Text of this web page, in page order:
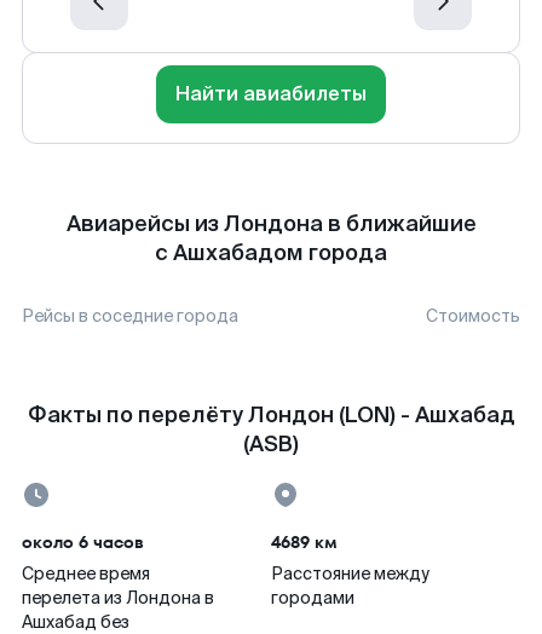
Найти авиабилеты
Авиарейсы из Лондона в ближайшие
с Ашхабадом города
Рейсы в соседние города Стоимость
Факты по перелёту Лондон (LON) - Ашхабад
(ASB)
около 6 часов
Среднее время
перелета из Лондона в
Ашхабад без
4689 км
Расстояние между
городами